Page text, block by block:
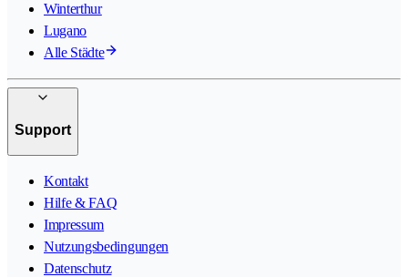
Winterthur
Lugano
Alle Städte
Support
Kontakt
Hilfe & FAQ
Impressum
Nutzungsbedingungen
Datenschutz